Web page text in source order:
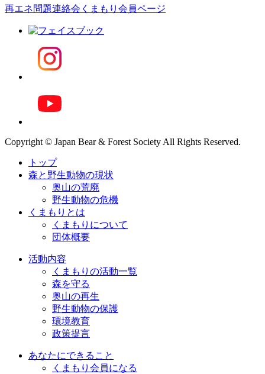
再エネ問題連絡会 くまもり会員ページ
Copyright © Japan Bear & Forest Society All Rights Reserved.
トップ
森と野生動物の現状
奥山の荒廃
野生動物の危機
くまもりとは
くまもりについて
団体概要
活動内容
くまもりの活動一覧
森を守る
奥山の再生
野生動物の保護
環境教育
政策提言
あなたにできること
くまもり会員になる